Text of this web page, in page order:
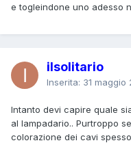
e togleindone uno adesso
ilsolitario
Inserita: 31 maggio
Intanto devi capire quale
al lampadario.. Purtroppo
colorazione dei cavi